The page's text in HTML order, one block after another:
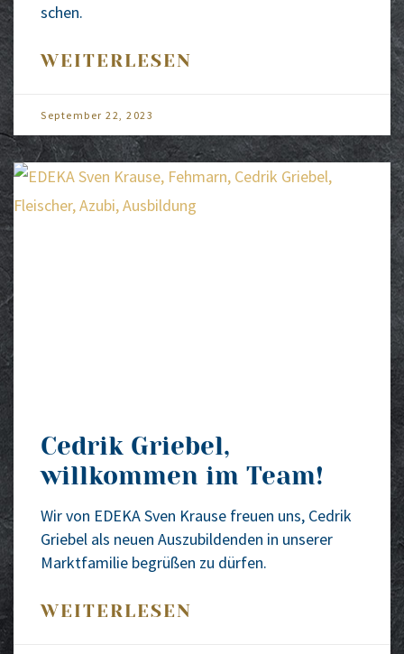
schen.
WEITERLESEN
Sep­tem­ber 22, 2023
Cedrik Griebel,
willkommen im Team!
Wir von EDEKA Sven Krau­se freu­en uns, Ced­rik
Grie­bel als neu­en Aus­zu­bil­den­den in unse­rer
Markt­fa­mi­lie begrü­ßen zu dür­fen.
WEITERLESEN